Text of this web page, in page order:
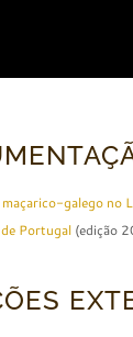
maçarico-galego no
Portugal (edição